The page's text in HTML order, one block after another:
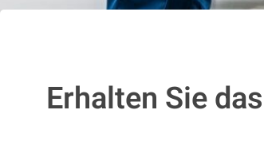
Erhalten Sie das